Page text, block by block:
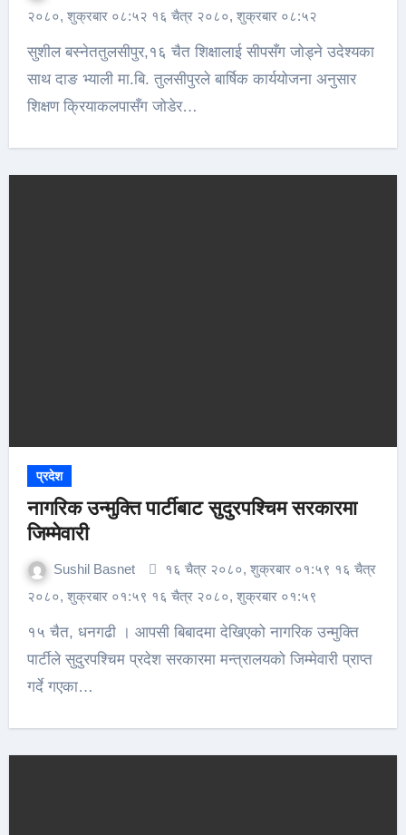
२०८०, शुक्रबार ०८:५२ १६ चैत्र २०८०, शुक्रबार ०८:५२
सुशील बस्नेततुलसीपुर,१६ चैत शिक्षालाई सीपसँग जोड्ने उदेश्यका
साथ दाङ भ्याली मा.बि. तुलसीपुरले बार्षिक कार्ययोजना अनुसार
शिक्षण क्रियाकलपासँग जोडेर…
प्रदेश
नागरिक उन्मुक्ति पार्टीबाट सुदुरपश्चिम सरकारमा
जिम्मेवारी
Sushil Basnet
१६ चैत्र २०८०, शुक्रबार ०१:५९ १६ चैत्र
२०८०, शुक्रबार ०१:५९ १६ चैत्र २०८०, शुक्रबार ०१:५९
१५ चैत, धनगढी । आपसी बिबादमा देखिएको नागरिक उन्मुक्ति
पार्टीले सुदुरपश्चिम प्रदेश सरकारमा मन्त्रालयको जिम्मेवारी प्राप्त
गर्दे गएका…